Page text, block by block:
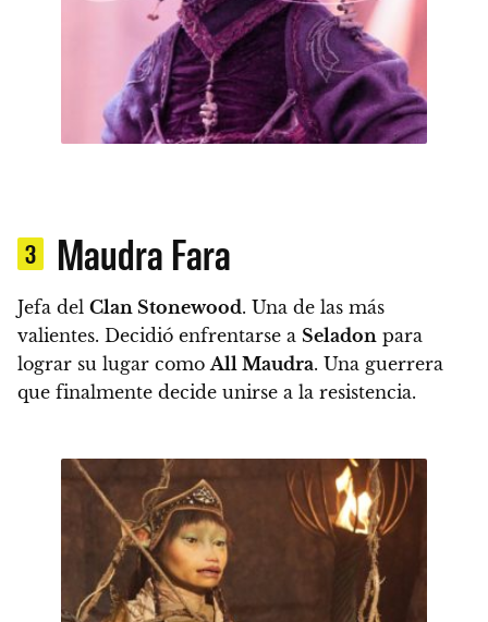
3 Maudra Fara
Jefa del Clan Stonewood. Una de las más
valientes. Decidió enfrentarse a Seladon para
lograr su lugar comoAll Maudra. Una guerrera
que finalmente decide unirse a la resistencia.